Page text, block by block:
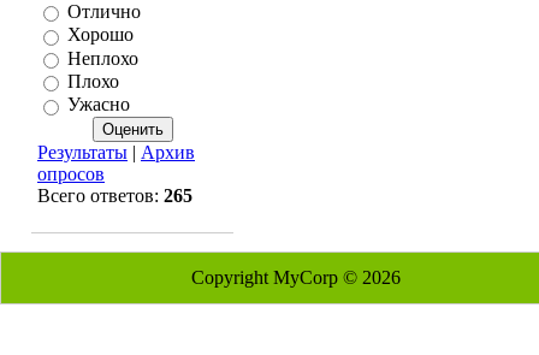
Отлично
Хорошо
Неплохо
Плохо
Ужасно
Результаты | Архив
опросов
Всего ответов: 265
Copyright MyCorp © 2026